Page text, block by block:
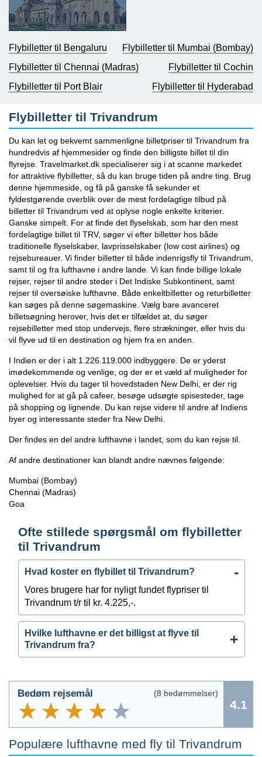
Flybilletter til Bengaluru
Flybilletter til Mumbai (Bombay)
Flybilletter til Chennai (Madras)
Flybilletter til Cochin
Flybilletter til Port Blair
Flybilletter til Hyderabad
Flybilletter til Trivandrum
Du kan let og bekvemt sammenligne billetpriser til Trivandrum fra
hundredvis af hjemmesider og finde den billigste billet til din
flyrejse. Travelmarket.dk specialiserer sig i at scanne markedet
for attraktive flybilletter, så du kan bruge tiden på andre ting. Brug
denne hjemmeside, og få på ganske få sekunder et
fyldestgørende overblik over de mest fordelagtige tilbud på
billetter til Trivandrum ved at oplyse nogle enkelte kriterier.
Ganske simpelt. For at finde det flyselskab, som har den mest
fordelagtige billet til TRV, søger vi efter billetter hos både
traditionelle flyselskaber, lavprisselskaber (low cost airlines) og
rejsebureauer. Vi finder billetter til både indenrigsfly til Trivandrum,
samt til og fra lufthavne i andre lande. Vi kan finde billige lokale
rejser, rejser til andre steder i Det Indiske Subkontinent, samt
rejser til oversøiske lufthavne. Både enkeltbilletter og returbilletter
kan søges på denne søgemaskine. Vælg bare avanceret
billetsøgning herover, hvis det er tilfældet at, du søger
rejsebilletter med stop undervejs, flere strækninger, eller hvis du
vil flyve ud til en destination og hjem fra en anden.
I Indien er der i alt 1.226.119.000 indbyggere. De er yderst
imødekommende og venlige, og der er et væld af muligheder for
oplevelser. Hvis du tager til hovedstaden New Delhi, er der rig
mulighed for at gå på cafeer, besøge udsøgte spisesteder, tage
på shopping og lignende. Du kan rejse videre til andre af Indiens
byer og interessante steder fra New Delhi.
Der findes en del andre lufthavne i landet, som du kan rejse til.
Af andre destinationer kan blandt andre nævnes følgende:
Mumbai (Bombay)
Chennai (Madras)
Goa
Ofte stillede spørgsmål om flybilletter
til Trivandrum
Hvad koster en flybillet til Trivandrum?
Vores brugere har for nyligt fundet flypriser til
Trivandrum t/r til kr. 4.225,-.
Hvilke lufthavne er det billigst at flyve til
Trivandrum fra?
Bedøm rejsemål (8 bedømmelser)
4.1
Populære lufthavne med fly til Trivandrum